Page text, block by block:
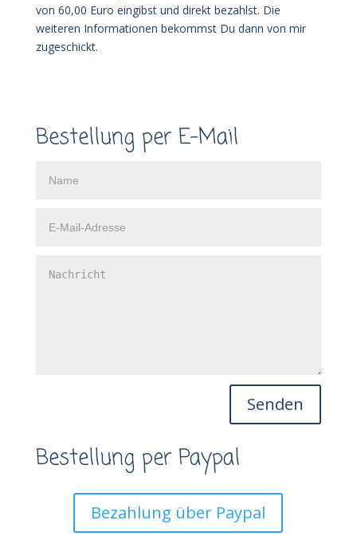
von 60,00 Euro eingibst und direkt bezahlst. Die
weiteren Informationen bekommst Du dann von mir
zugeschickt.
Bestellung per E-Mail
Senden
Bestellung per Paypal
Bezahlung über Paypal